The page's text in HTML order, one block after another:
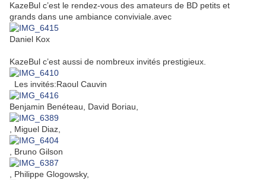
KazeBul c’est le rendez-vous des amateurs de BD petits et
grands dans une ambiance conviviale.avec
Daniel Kox
KazeBul c’est aussi de nombreux invités prestigieux.
Les invités:Raoul Cauvin
Benjamin Benéteau, David Boriau,
, Miguel Diaz,
, Bruno Gilson
, Philippe Glogowsky,